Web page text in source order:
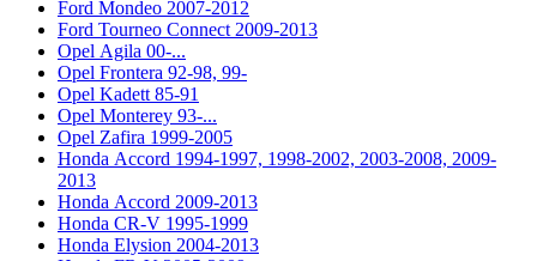
Ford Mondeo 2007-2012
Ford Tourneo Connect 2009-2013
Opel Agila 00-...
Opel Frontera 92-98, 99-
Opel Kadett 85-91
Opel Monterey 93-...
Opel Zafira 1999-2005
Honda Accord 1994-1997, 1998-2002, 2003-2008, 2009-
2013
Honda Accord 2009-2013
Honda CR-V 1995-1999
Honda Elysion 2004-2013